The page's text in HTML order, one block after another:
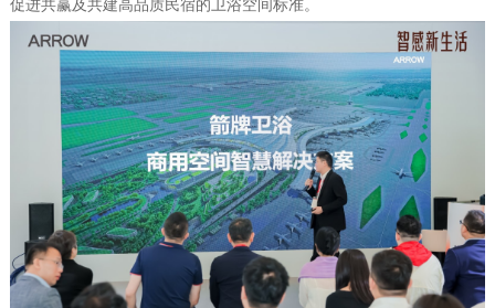
促进共赢及共建高品质民宿的卫浴空间标准。